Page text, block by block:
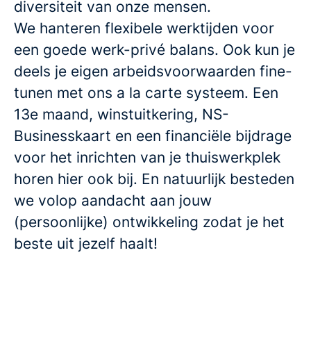
diversiteit van onze mensen.
We hanteren flexibele werktijden voor
een goede werk-privé balans. Ook kun je
deels je eigen arbeidsvoorwaarden fine-
tunen met ons a la carte systeem. Een
13e maand, winstuitkering, NS-
Businesskaart en een financiële bijdrage
voor het inrichten van je thuiswerkplek
horen hier ook bij. En natuurlijk besteden
we volop aandacht aan jouw
(persoonlijke) ontwikkeling zodat je het
beste uit jezelf haalt!